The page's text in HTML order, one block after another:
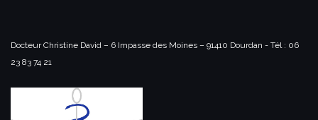
Docteur Christine David – 6 Impasse des Moines – 91410 Dourdan - Tél : 06
23 83 74 21